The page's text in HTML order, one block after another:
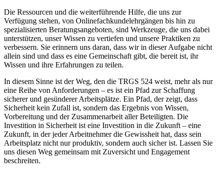
Die Ressourcen und die weiterführende Hilfe, die uns zur
Verfügung stehen, von Onlinefachkundelehrgängen bis hin zu
spezialisierten Beratungsangeboten, sind Werkzeuge, die uns dabei
unterstützen, unser Wissen zu vertiefen und unsere Praktiken zu
verbessern. Sie erinnern uns daran, dass wir in dieser Aufgabe nicht
allein sind und dass es eine Gemeinschaft gibt, die bereit ist, ihr
Wissen und ihre Erfahrungen zu teilen.
In diesem Sinne ist der Weg, den die TRGS 524 weist, mehr als nur
eine Reihe von Anforderungen – es ist ein Pfad zur Schaffung
sicherer und gesünderer Arbeitsplätze. Ein Pfad, der zeigt, dass
Sicherheit kein Zufall ist, sondern das Ergebnis von Wissen,
Vorbereitung und der Zusammenarbeit aller Beteiligten. Die
Investition in Sicherheit ist eine Investition in die Zukunft – eine
Zukunft, in der jeder Arbeitnehmer die Gewissheit hat, dass sein
Arbeitsplatz nicht nur produktiv, sondern auch sicher ist. Lassen Sie
uns diesen Weg gemeinsam mit Zuversicht und Engagement
beschreiten.